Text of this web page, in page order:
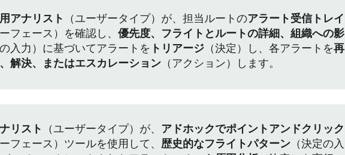
アナリスト （ユーザータイプ）が、担当ルートのアラート受信トレイ
フェース）を確認し、 優先度、フライトとルートの詳細、組織への影
入力）に基づいてアラートを トリアージ （決定）し、各アラートを再
解決、またはエスカレーション （アクション）します。
リスト （ユーザータイプ）が、 アドホックでポイントアンドクリック
フェース）ツールを使用して、 歴史的なフライトパターン （決定の入